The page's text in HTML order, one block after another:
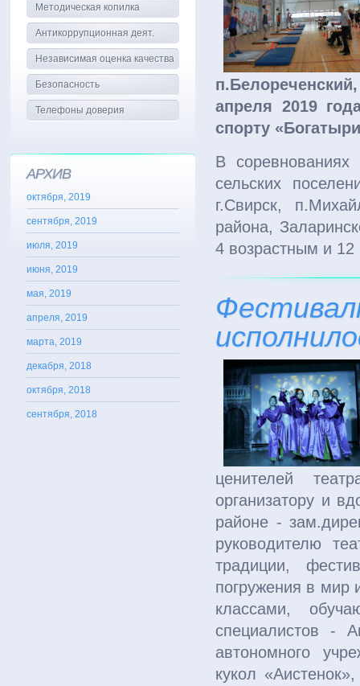
апреля 2019
спорту
В
сельских
г.Свирск,
района,
4 возрастным и
ценителей
организатору и
районе -
руководителю
традиции,
погружения в мир
классами,
специалистов -
автономного
кукол
Методическая копилка
Антикоррупционная деят.
Независимая оценка качества
Безопасность
Телефоны доверия
АРХИВ
октября, 2019
сентября, 2019
июля, 2019
июня, 2019
мая, 2019
апреля, 2019
марта, 2019
декабря, 2018
октября, 2018
сентября, 2018